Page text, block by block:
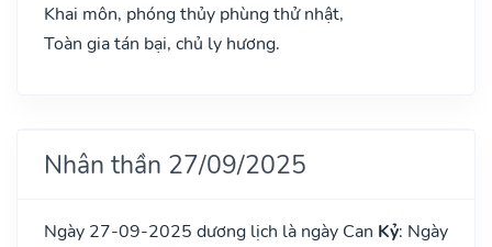
Khai môn, phóng thủy phùng thử nhật,
Toàn gia tán bại, chủ ly hương.
Nhân thần 27/09/2025
Ngày 27-09-2025 dương lịch là ngày Can Kỷ: Ngày